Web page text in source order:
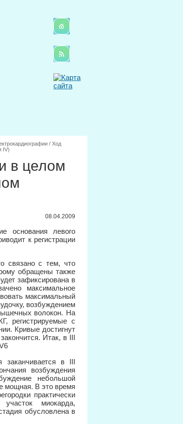
/ Ход
IV)
в целом
08.04.2009
основания левого
к регистрации
связано с тем, что
обращены также
зафиксирована в
максимальное
максимальный
возбуждением
волокон. На
регистрируемые с
Кривые достигнут
Итак, в III
заканчивается в III
возбуждения
небольшой
мощная. В это время
практически
миокарда,
обусловлена в